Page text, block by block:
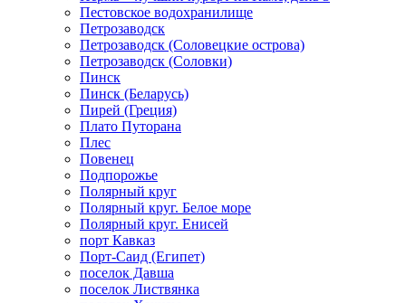
Пестовское водохранилище
Петрозаводск
Петрозаводск (Соловецкие острова)
Петрозаводск (Соловки)
Пинск
Пинск (Беларусь)
Пирей (Греция)
Плато Путорана
Плес
Повенец
Подпорожье
Полярный круг
Полярный круг. Белое море
Полярный круг. Енисей
порт Кавказ
Порт-Саид (Египет)
поселок Давша
поселок Листвянка